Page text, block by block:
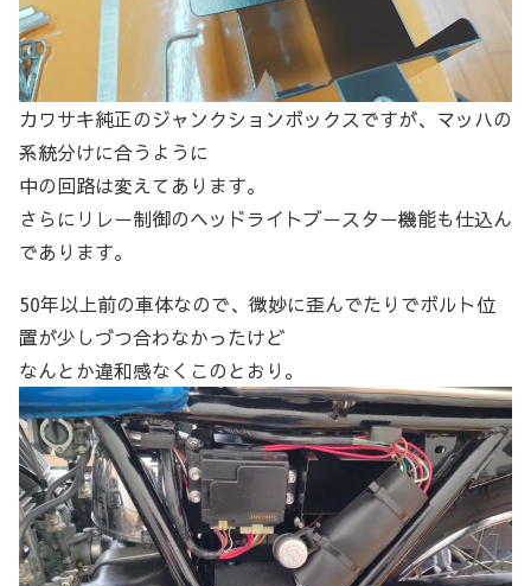
カワサキ純正のジャンクションボックスですが、マッハの
系統分けに合うように
中の回路は変えてあります。
さらにリレー制御のヘッドライトブースター機能も仕込ん
であります。
50年以上前の車体なので、微妙に歪んでたりでボルト位
置が少しづつ合わなかったけど
なんとか違和感なくこのとおり。